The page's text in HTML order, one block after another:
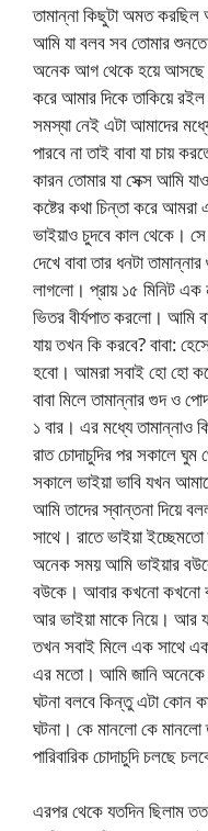
তামান্না কিছুটা অমত
আমি যা বলব সব তোমার
অনেক আগ থেকে হয়ে আসছে
করে আমার দিকে তাকিয়ে
সমস্যা নেই এটা আমাদের
পারবে না তাই বাবা যা চায়
কারন তোমার যা সেক্স আমি
কষ্টের কথা চিন্তা করে আমরা
ভাইয়াও চুদবে কাল থেকে।
দেখে বাবা তার ধনটা
লাগলো। প্রায় ১৫ মিনিট এক
ভিতর বীর্যপাত করলো। আমি
যায় তখন কি করবে? বাবা:
হবো। আমরা সবাই হো হো
বাবা মিলে তামান্নার গুদ ও
১ বার। এর মধ্যে তামান্নাও
রাত চোদাচুদির পর সকালে
সকালে ভাইয়া ভাবি যখন
আমি তাদের স্বান্তনা দিয়ে
সাথে। রাতে ভাইয়া
অনেক সময় আমি ভাইয়ার
বউকে। আবার কখনো কখনো
আর ভাইয়া মাকে নিয়ে। আর
তখন সবাই মিলে এক সাথে
এর মতো। আমি জানি অনেকে
ঘটনা বলবে কিন্তু এটা কোন
ঘটনা। কে মানলো কে
পারিবারিক চোদাচুদি চলছে
এরপর থেকে যতদিন ছিলাম